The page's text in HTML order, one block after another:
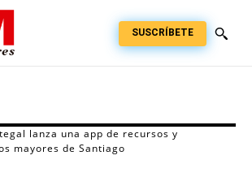
SUSCRÍBETE
lanza una app de recursos y
mayores de Santiago